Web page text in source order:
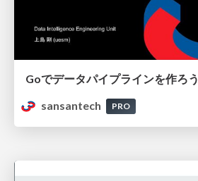
Goでデータパイプラインを作ろう
sansantech
PRO